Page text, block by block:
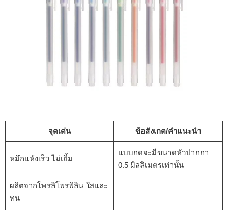
จุดเด่น ข้อสังเกต/คำแนะนำ
หมึกแห้งเร็ว ไม่เยิ้ม
แบบกดจะมีขนาดหัวปากกา
0.5 มิลลิเมตรเท่านั้น
ผลิตจากโพรลิโพรพิลิน ใสและ
ทน